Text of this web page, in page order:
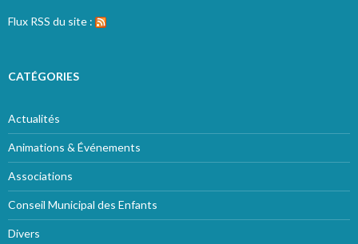
Flux RSS du site :
CATÉGORIES
Actualités
Animations & Événements
Associations
Conseil Municipal des Enfants
Divers